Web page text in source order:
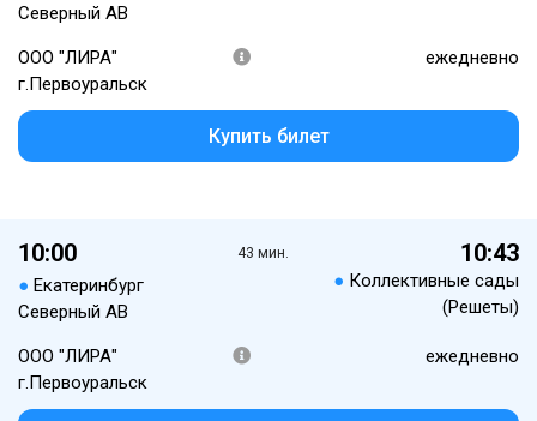
Северный АВ
ООО "ЛИРА"
г.Первоуральск
ежедневно
Купить билет
10:00
● Екатеринбург
Северный АВ
43 мин. 10:43
● Коллективные сады
(Решеты)
ООО "ЛИРА"
г.Первоуральск
ежедневно